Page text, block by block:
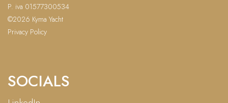
P. iva 01577300534
©2026 Kyma Yacht
Privacy Policy
SOCIALS